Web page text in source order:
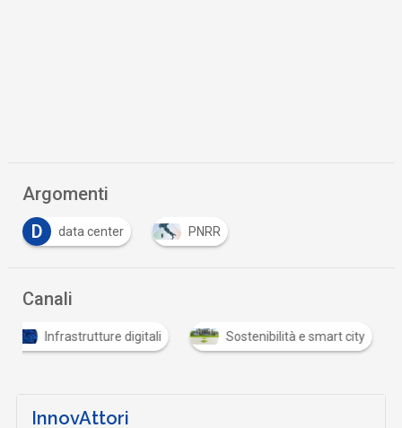
Argomenti
D
data center PNRR
Canali
Infrastrutture digitali Sostenibilità e smart city
InnovAttori